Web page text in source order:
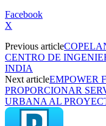
Facebook
X
Previous article
CENTRO DE
INDIA
Next articleEMPOWER
PROPORCIONAR
URBANA AL